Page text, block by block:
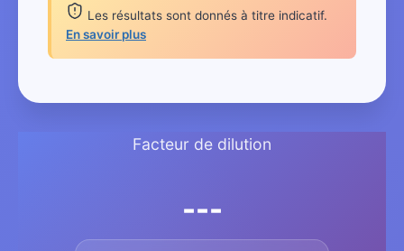
Les résultats sont donnés à titre indicatif.
En savoir plus
Facteur de dilution
---